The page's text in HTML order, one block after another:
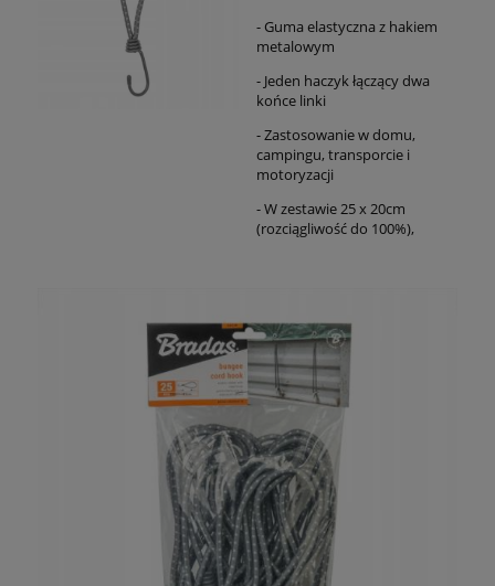
- Guma elastyczna z hakiem
metalowym
- Jeden haczyk łączący dwa
końce linki
- Zastosowanie w domu,
campingu, transporcie i
motoryzacji
- W zestawie 25 x 20cm
(rozciągliwość do 100%),